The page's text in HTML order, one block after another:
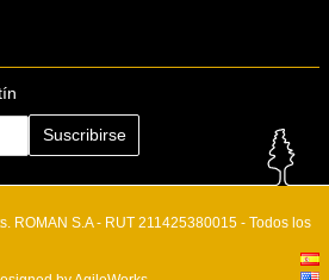
Suscribirse
ROMAN S.A - RUT 211425380015 - Todos los